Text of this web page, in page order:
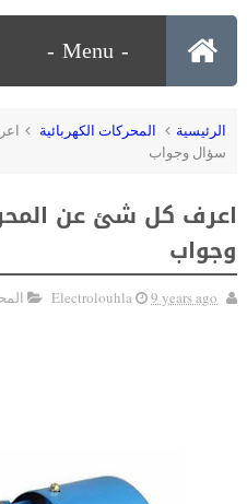
الرئيسية المحركات الكهربائية
سؤال وجواب
اعرف كل شئ عن
وجواب
Electrolouhla 9 years ago